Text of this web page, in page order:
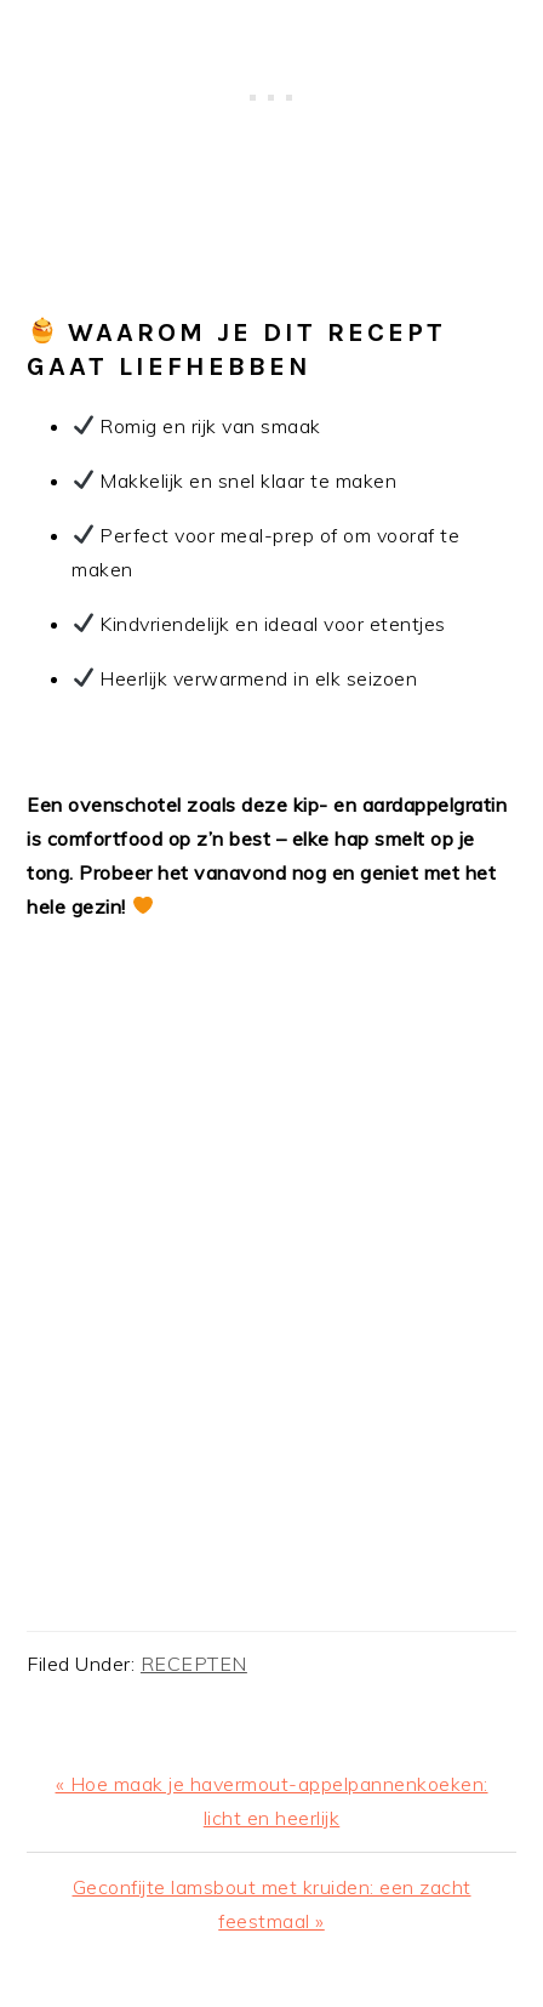
WAAROM JE DIT RECEPT
GAAT LIEFHEBBEN
Romig en rijk van smaak
Makkelijk en snel klaar te maken
Perfect voor meal-prep of om vooraf te
maken
Kindvriendelijk en ideaal voor etentjes
Heerlijk verwarmend in elk seizoen
Een ovenschotel zoals deze kip- en aardappelgratin
is comfortfood op z’n best – elke hap smelt op je
tong. Probeer het vanavond nog en geniet met het
hele gezin!
Filed Under: RECEPTEN
Previous
« Hoe maak je havermout-appelpannenkoeken:
licht en heerlijk
Next
Geconfijte lamsbout met kruiden: een zacht
feestmaal »